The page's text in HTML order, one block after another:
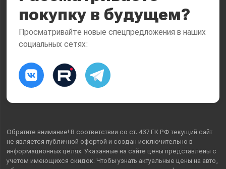
покупку в будущем?
Просматривайте новые спецпредложения в наших
социальных сетях:
Обратите внимание! В соответствии со ст. 437 ГК РФ текущий сайт
не является публичной офертой и создан исключительно в
информационных целях. Указанные на сайте цены представлены с
учетом имеющихся скидок. Чтобы узнать актуальные цены на авто,